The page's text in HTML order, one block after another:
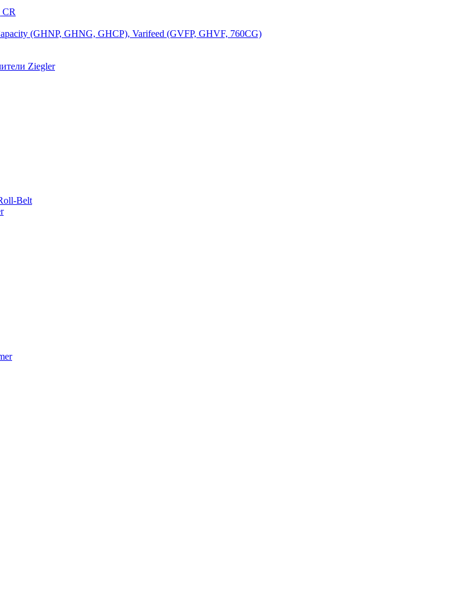
(GHNP, GHNG, GHCP), Varifeed (GVFP, GHVF, 760CG)
Ziegler
Belt